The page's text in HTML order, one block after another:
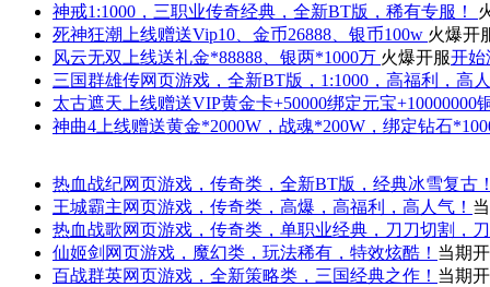
神戒1:1000，三职业传奇经典，全新BT版，稀有专服！
死神狂潮 上线赠送Vip10、金币26888、银币100w 火爆开
风云无双 上线送礼金*88888、银两*1000万 火爆开服开始
三国群雄传网页游戏，全新BT版，1:1000，高福利，高
太古遮天 上线赠送VIP黄金卡+50000绑定元宝+10000000
神曲4 上线赠送黄金*2000W，战魂*200W，绑定钻石
热血战纪网页游戏，传奇类，全新BT版，经典冰雪复古
王城霸主网页游戏，传奇类，高爆，高福利，高人气！
热血战歌网页游戏，传奇类，单职业经典，刀刀切割，
仙姬剑 网页游戏，魔幻类，玩法稀有，特效炫酷！ 当期
百战群英网页游戏，全新策略类，三国经典之作！ 当期